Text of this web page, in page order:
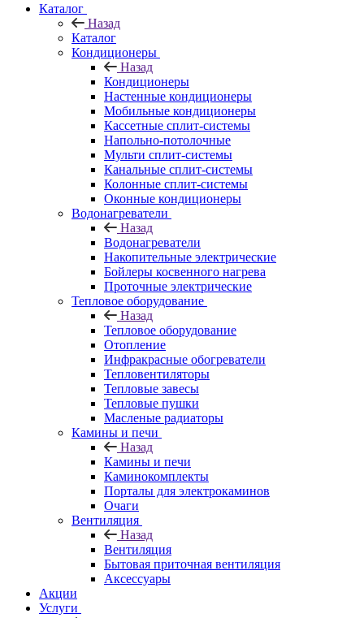
Каталог
Назад
Каталог
Кондиционеры
Назад
Кондиционеры
Настенные кондиционеры
Мобильные кондиционеры
Кассетные сплит-системы
Напольно-потолочные
Мульти сплит-системы
Канальные сплит-системы
Колонные сплит-системы
Оконные кондиционеры
Водонагреватели
Назад
Водонагреватели
Накопительные электрические
Бойлеры косвенного нагрева
Проточные электрические
Тепловое оборудование
Назад
Тепловое оборудование
Отопление
Инфракрасные обогреватели
Тепловентиляторы
Тепловые завесы
Тепловые пушки
Масленые радиаторы
Камины и печи
Назад
Камины и печи
Каминокомплекты
Порталы для электрокаминов
Очаги
Вентиляция
Назад
Вентиляция
Бытовая приточная вентиляция
Аксессуары
Акции
Услуги